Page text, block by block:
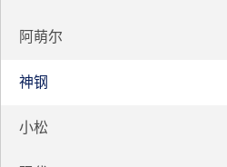
阿萌尔
神钢
小松